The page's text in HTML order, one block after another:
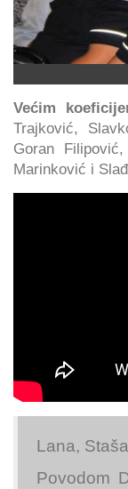
Većim
Trajković,
Goran
Marinković i
Lana,
Povodom